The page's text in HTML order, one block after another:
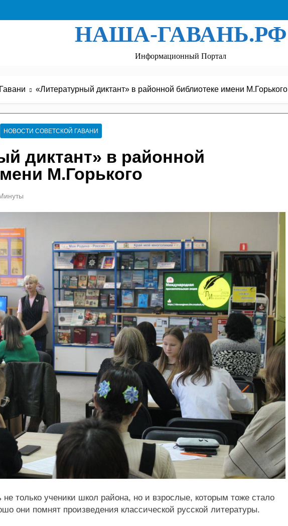
НАША-ГАВАНЬ.РФ
Информационный Портал
«Литературный диктант» в районной библиотеке имени М.Горького
НОВОСТИ СОВЕТСКОЙ ГАВАНИ
диктант» в районной
М.Горького
только ученики школ района, но и взрослые, которым тоже стало
они помнят произведения классической русской литературы.